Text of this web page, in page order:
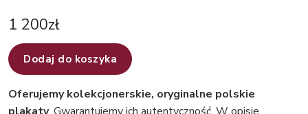
1 200zł
Dodaj do koszyka
Oferujemy kolekcjonerskie, oryginalne polskie